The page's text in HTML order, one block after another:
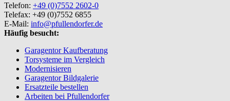
Telefon: +49 (0)7552 2602-0
Telefax: +49 (0)7552 6855
E-Mail: info@pfullendorfer.de
Häufig besucht:
Garagentor Kaufberatung
Torsysteme im Vergleich
Modernisieren
Garagentor Bildgalerie
Ersatzteile bestellen
Arbeiten bei Pfullendorfer